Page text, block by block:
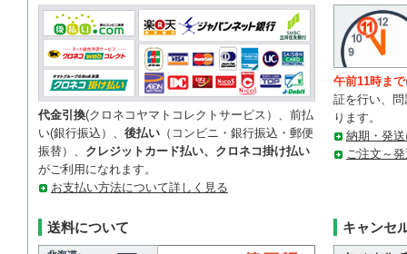
代金引換(クロネコヤマトコレクトサービス）、前払
い(銀行振込）、 後払い （コンビニ・銀行振込・郵便
振替）、 クレジットカード払い、クロネコ掛け払い
がご利用になれます。
お支払い方法について詳しく見る
送料について
午前11時まで
証を行い、
ります。
納期・発
ご注文～
キャンセ